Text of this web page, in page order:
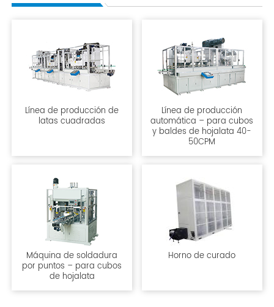
Línea de producción de
latas cuadradas
Línea de producción
automática – para cubos
y baldes de hojalata 40-
50CPM
Máquina de soldadura
por puntos – para cubos
de hojalata
Horno de curado